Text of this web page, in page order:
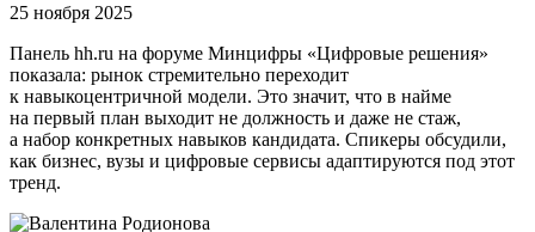
25 ноября 2025
Панель hh.ru на форуме Минцифры «Цифровые решения»
показала: рынок стремительно переходит
к навыкоцентричной модели. Это значит, что в найме
на первый план выходит не должность и даже не стаж,
а набор конкретных навыков кандидата. Спикеры обсудили,
как бизнес, вузы и цифровые сервисы адаптируются под этот
тренд.